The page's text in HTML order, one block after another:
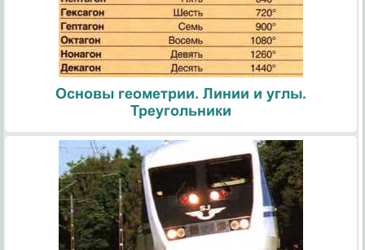
Основы геометрии. Линии и углы.
Треугольники